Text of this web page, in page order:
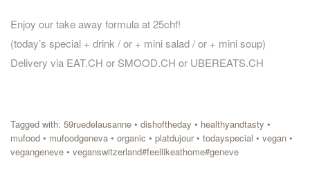
Enjoy our take away formula at 25chf!
(today’s special + drink / or + mini salad / or + mini soup)
Delivery via EAT.CH or SMOOD.CH or UBEREATS.CH
Tagged with: 59ruedelausanne • dishoftheday • healthyandtasty •
mufood • mufoodgeneva • organic • platdujour• todayspecial • vegan •
vegangeneve • veganswitzerland#feellikeathome#geneve